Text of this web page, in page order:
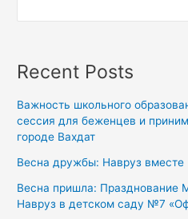
Recent Posts
Важность школьного
сессия для беженцев и
городе Вахдат
Весна дружбы: Навруз вместе
Весна пришла: Празднование
Навруз в детском саду №7